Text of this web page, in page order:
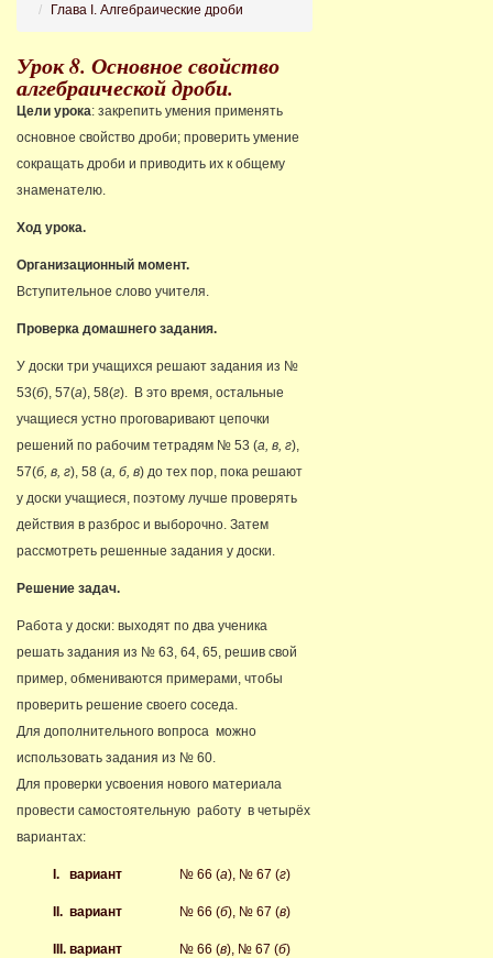
Глава I. Алгебраические дроби
Урок 8. Основное свойство
алгебраической дроби.
Цели урока: закрепить умения применять
основное свойство дроби; проверить умение
сокращать дроби и приводить их к общему
знаменателю.
Ход урока.
Организационный момент.
Вступительное слово учителя.
Проверка домашнего задания.
У доски три учащихся решают задания из №
53(б), 57(а), 58(г). В это время, остальные
учащиеся устно проговаривают цепочки
решений по рабочим тетрадям № 53 (а, в, г),
57(б, в, г), 58 (а, б, в) до тех пор, пока решают
у доски учащиеся, поэтому лучше проверять
действия в разброс и выборочно. Затем
рассмотреть решенные задания у доски.
Решение задач.
Работа у доски: выходят по два ученика
решать задания из № 63, 64, 65, решив свой
пример, обмениваются примерами, чтобы
проверить решение своего соседа.
Для дополнительного вопроса можно
использовать задания из № 60.
Для проверки усвоения нового материала
провести самостоятельную работу в четырёх
вариантах:
I. вариант № 66 (а), № 67 (г)
II. вариант № 66 (б), № 67 (в)
III. вариант № 66 (в), № 67 (б)